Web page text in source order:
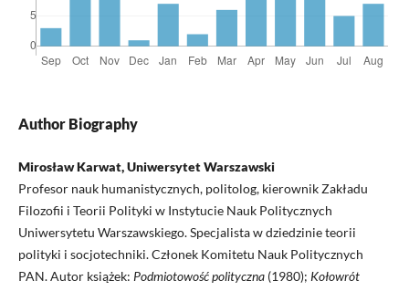
Author Biography
Mirosław Karwat, Uniwersytet Warszawski
Profesor nauk humanistycznych, politolog, kierownik Zakładu
Filozofii i Teorii Polityki w Instytucie Nauk Politycznych
Uniwersytetu Warszawskiego. Specjalista w dziedzinie teorii
polityki i socjotechniki. Członek Komitetu Nauk Politycznych
PAN. Autor książek: Podmiotowość polityczna(1980); Kołowrót